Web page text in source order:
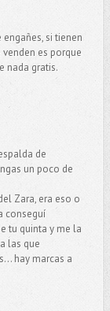
si tienen
es porque
nada gratis.
de
un poco de
Zara, era eso o
conseguí
tu quinta y me la
las que
hay marcas a